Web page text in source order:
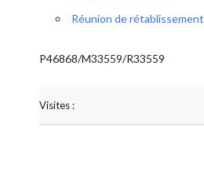
Réunion de rétablissement
P46868/M33559/R33559
Visites :